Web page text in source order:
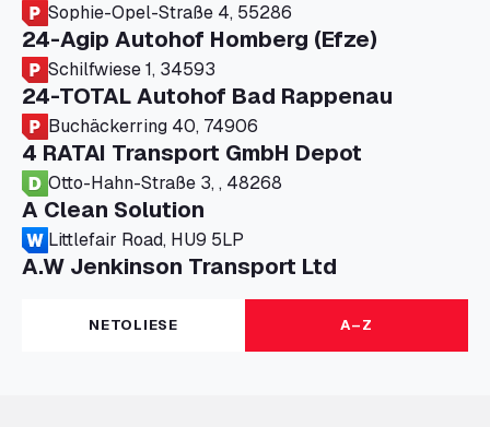
Sophie-Opel-Straße 4, 55286
24-Agip Autohof Homberg (Efze)
Schilfwiese 1, 34593
24-TOTAL Autohof Bad Rappenau
Buchäckerring 40, 74906
4 RATAI Transport GmbH Depot
Otto-Hahn-Straße 3, , 48268
A Clean Solution
Littlefair Road, HU9 5LP
A.W Jenkinson Transport Ltd
Progress House, ME11 5GA
A+G Nettetal - Depot Parking
Am Panneschopp 7, 41334
NETOLIESE A–Z